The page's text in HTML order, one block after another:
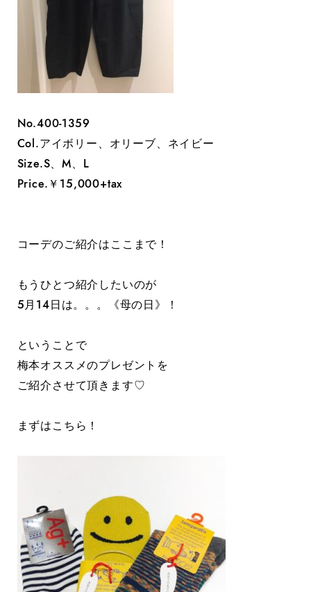
No.400-1359
Col.アイボリー、オリーブ、ネイビー
Size.S、M、L
Price.￥15,000+tax
コーデのご紹介はここまで！
もうひとつ紹介したいのが
5月14日は。。。《母の日》！
ということで
梅本オススメのプレゼントを
ご紹介させて頂きます♡
まずはこちら！